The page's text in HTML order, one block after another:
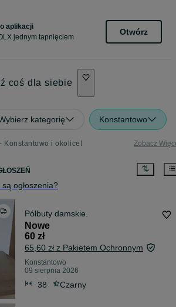
aplikacji
jednym tapnięciem
Otwórz
coś dla siebie
kategorię Konstantowo
Konstantowo i okolice! Zobacz
ogłoszenia?
Półbuty damskie.
Nowe
60 zł
65,60 zł z Pakietem Ochronnym
Konstantowo
09 sierpnia 2026
38 Czarny